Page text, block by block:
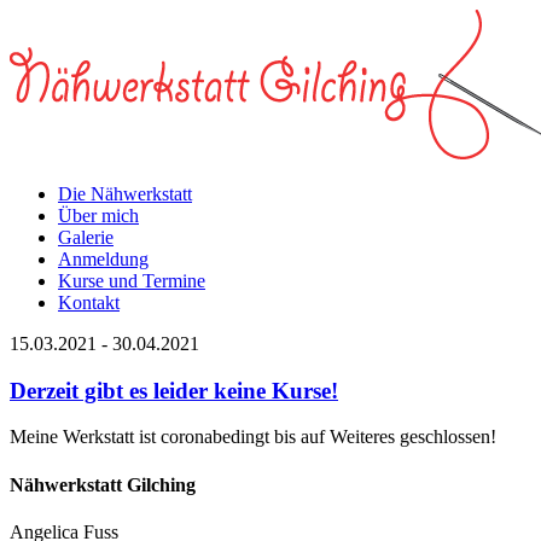
Die Nähwerkstatt
Über mich
Galerie
Anmeldung
Kurse und Termine
Kontakt
15.03.2021 - 30.04.2021
Derzeit gibt es leider keine Kurse!
Meine Werkstatt ist coronabedingt bis auf Weiteres geschlossen!
Nähwerkstatt Gilching
Angelica Fuss